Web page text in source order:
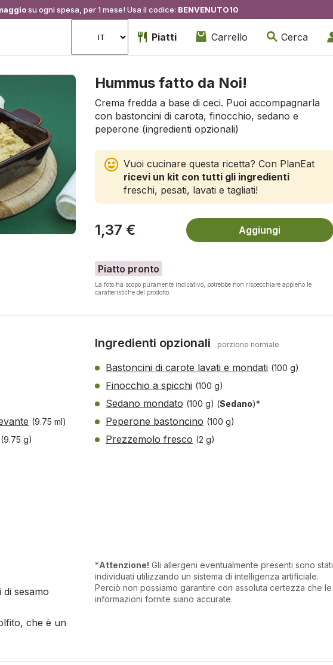
su ogni spesa, per 1 mese! Usa il codice: BENVENUTO10
Piatti Carrello Cerca
Hummus fatto da Noi!
Crema fredda a base di ceci. Puoi accompagnarla
con bastoncini di carota, finocchio, sedano e
peperone (ingredienti opzionali)
Vuoi cucinare questa ricetta? Con PlanEat
ricevi un kit con tutti gli ingredienti
freschi, pesati, lavati e tagliati!
1,37 € Aggiungi
Piatto pronto
La foto ha scopo puramente indicativo, potrebbe non rispecchiare appieno le
caratteristiche del prodotto.
(9.75 ml)
(9.75 g)
Ingredienti opzionali porzione normale
Bastoncini di carote lavati e mondati (100 g)
Finocchio a spicchi (100 g)
Sedano mondato (100 g) (Sedano)*
Peperone bastoncino (100 g)
Prezzemolo fresco (2 g)
sesamo
che è un
*Attenzione! Gli allergeni eventualmente presenti sono stati
individuati utilizzando un sistema di intelligenza artificiale.
Perciò non possiamo garantire con assoluta certezza che le
informazioni fornite siano accurate.